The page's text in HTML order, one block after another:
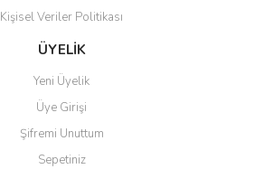
Gönder
Kişisel Veriler Politikası
ÜYELİK
Yeni Üyelik
Üye Girişi
Şifremi Unuttum
Sepetiniz